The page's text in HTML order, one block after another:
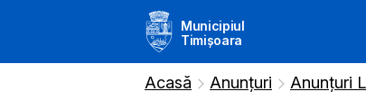
Municipiul
Timișoara
Acasă Anunțuri Anunțuri